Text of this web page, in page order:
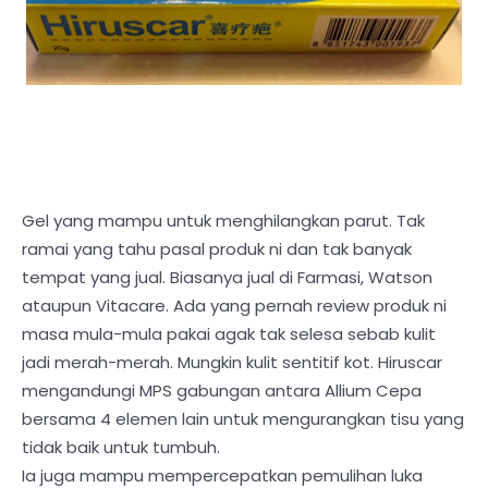
Gel yang mampu untuk menghilangkan parut. Tak
ramai yang tahu pasal produk ni dan tak banyak
tempat yang jual. Biasanya jual di Farmasi, Watson
ataupun Vitacare. Ada yang pernah review produk ni
masa mula-mula pakai agak tak selesa sebab kulit
jadi merah-merah. Mungkin kulit sentitif kot. Hiruscar
mengandungi MPS gabungan antara Allium Cepa
bersama 4 elemen lain untuk mengurangkan tisu yang
tidak baik untuk tumbuh.
Ia juga mampu mempercepatkan pemulihan luka